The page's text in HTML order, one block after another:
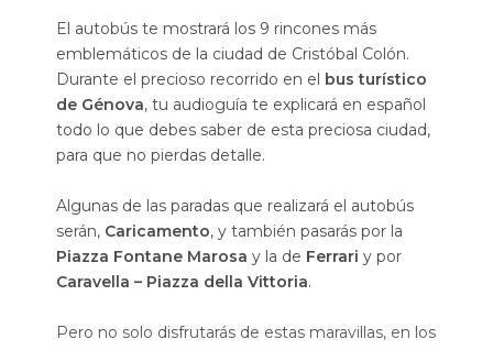
El autobús te mostrará los 9 rincones más
emblemáticos de la ciudad de Cristóbal Colón.
Durante el precioso recorrido en el bus turístico
de Génova, tu audioguía te explicará en español
todo lo que debes saber de esta preciosa ciudad,
para que no pierdas detalle.
Algunas de las paradas que realizará el autobús
serán, Caricamento, y también pasarás por la
Piazza Fontane Marosa y la de Ferrari y por
Caravella – Piazza della Vittoria.
Pero no solo disfrutarás de estas maravillas, en los